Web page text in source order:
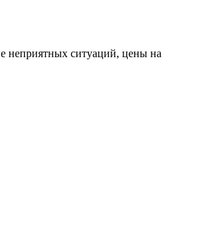
неприятных ситуаций, цены на